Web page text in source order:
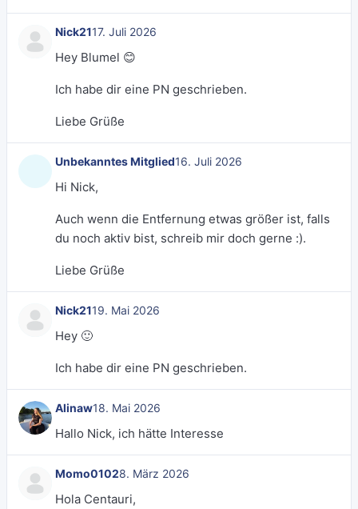
Nick2117. Juli 2026
Hey Blumel 😊
Ich habe dir eine PN geschrieben.
Liebe Grüße
Unbekanntes Mitglied16. Juli 2026
Hi Nick,
Auch wenn die Entfernung etwas größer ist, falls
du noch aktiv bist, schreib mir doch gerne :).
Liebe Grüße
Nick2119. Mai 2026
Hey 🙂
Ich habe dir eine PN geschrieben.
Alinaw18. Mai 2026
Hallo Nick, ich hätte Interesse
Momo01028. März 2026
Hola Centauri,